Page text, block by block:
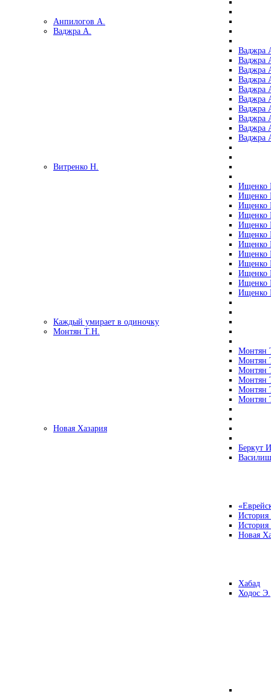
Анпилогов А.
Ваджра А.
Ваджра
Ваджра
Ваджра
Ваджра
Ваджра
Ваджра
Ваджра
Ваджра
Ваджра
Ваджра
Витренко Н.
Ищенко
Ищенко
Ищенко
Ищенко
Ищенко
Ищенко
Ищенко
Ищенко
Ищенко
Ищенко
Ищенко
Ищенко
Каждый умирает в одиночку
Монтян Т.Н.
Монтян
Монтян
Монтян
Монтян
Монтян
Монтян
Новая Хазария
Беркут
Новая
Хабад
Ходос Э.